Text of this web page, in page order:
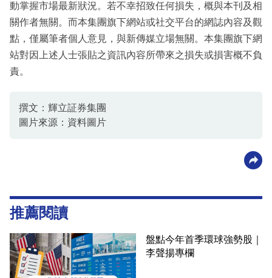
動掌握市場最新狀況。若不幸招致任何損失，概與本刊及相
關作者無關。而本集團旗下網站或社交平台的網誌內容及觀
點，僅屬筆者個人意見，與新傳媒立場無關。本集團旗下網
站對因上述人士張貼之資訊內容所帶來之損失或損害概不負
責。
撰文：輝立証券集團
圖片來源：資料圖片
推薦閱讀
盤點今年首季環球強勢股｜
李聲揚專欄